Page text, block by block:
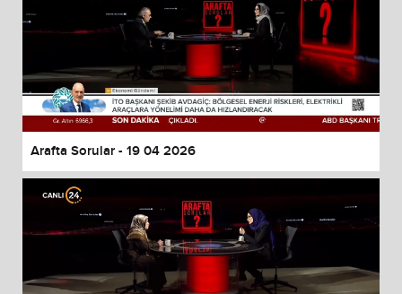
Arafta Sorular - 19 04 2026